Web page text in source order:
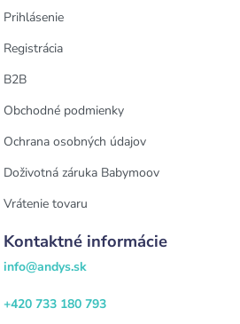
Prihlásenie
Registrácia
B2B
Obchodné podmienky
Ochrana osobných údajov
Doživotná záruka Babymoov
Vrátenie tovaru
Kontaktné informácie
info@andys.sk
+420 733 180 793